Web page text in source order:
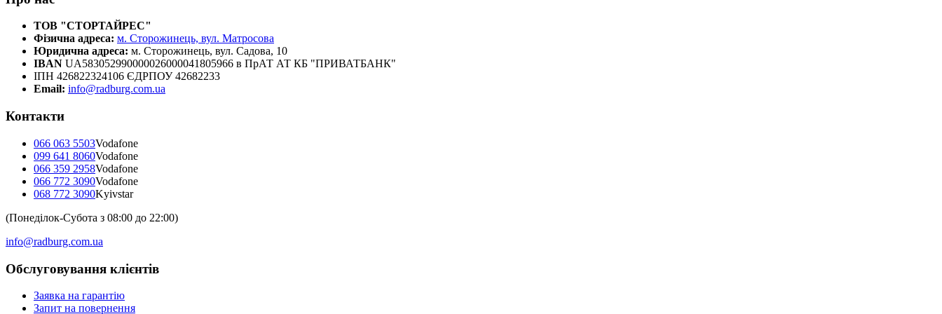
ТОВ "СТОРТАЙРЕС"
Фізична адреса: м. Сторожинець, вул. Матросова
Юридична адреса: м. Сторожинець, вул. Садова, 10
IBAN UA583052990000026000041805966 в ПрАТ АТ КБ "ПРИВАТБАНК"
ІПН 426822324106 ЄДРПОУ 42682233
Email: info@radburg.com.ua
Контакти
066 063 5503Vodafone
099 641 8060Vodafone
066 359 2958Vodafone
066 772 3090Vodafone
068 772 3090Kyivstar
(Понеділок-Субота з 08:00 до 22:00)
info@radburg.com.ua
Обслуговування клієнтів
Заявка на гарантію
Запит на повернення